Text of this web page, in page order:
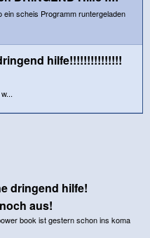
ein scheis Programm runtergeladen
hilfe!!!!!!!!!!!!!!!
dringend hilfe!
aus!
book ist gestern schon ins koma